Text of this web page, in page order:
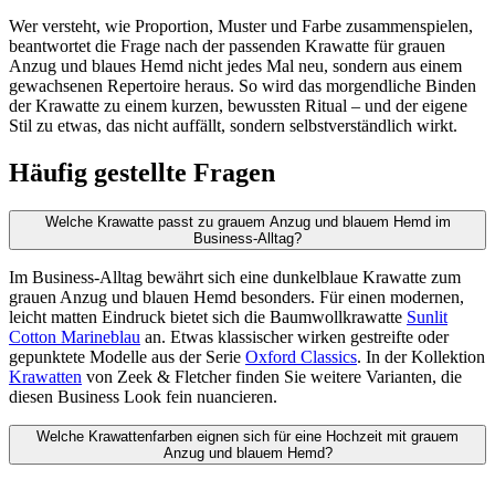
Wer versteht, wie Proportion, Muster und Farbe zusammenspielen,
beantwortet die Frage nach der passenden Krawatte für grauen
Anzug und blaues Hemd nicht jedes Mal neu, sondern aus einem
gewachsenen Repertoire heraus. So wird das morgendliche Binden
der Krawatte zu einem kurzen, bewussten Ritual – und der eigene
Stil zu etwas, das nicht auffällt, sondern selbstverständlich wirkt.
Häufig gestellte Fragen
Welche Krawatte passt zu grauem Anzug und blauem Hemd im
Business-Alltag?
Im Business-Alltag bewährt sich eine dunkelblaue Krawatte zum
grauen Anzug und blauen Hemd besonders. Für einen modernen,
leicht matten Eindruck bietet sich die Baumwollkrawatte Sunlit
Cotton Marineblau an. Etwas klassischer wirken gestreifte oder
gepunktete Modelle aus der Serie Oxford Classics. In der Kollektion
Krawatten von Zeek & Fletcher finden Sie weitere Varianten, die
diesen Business Look fein nuancieren.
Welche Krawattenfarben eignen sich für eine Hochzeit mit grauem
Anzug und blauem Hemd?